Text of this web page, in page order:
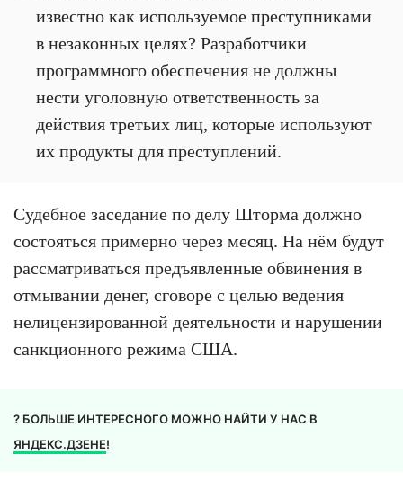
известно как используемое преступниками
в незаконных целях? Разработчики
программного обеспечения не должны
нести уголовную ответственность за
действия третьих лиц, которые используют
их продукты для преступлений.
Судебное заседание по делу Шторма должно
состояться примерно через месяц. На нём будут
рассматриваться предъявленные обвинения в
отмывании денег, сговоре с целью ведения
нелицензированной деятельности и нарушении
санкционного режима США.
? БОЛЬШЕ ИНТЕРЕСНОГО МОЖНО НАЙТИ У НАС В
ЯНДЕКС.ДЗЕНЕ!